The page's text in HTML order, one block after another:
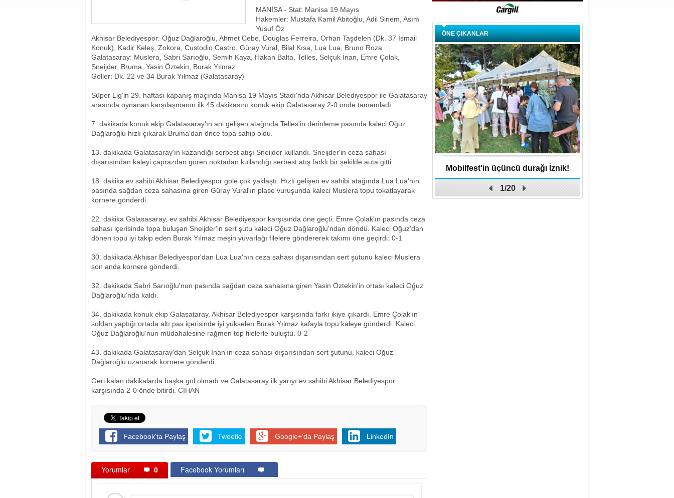
MANİSA - Stat: Manisa 19 Mayıs
Hakemler: Mustafa Kamil Abitoğlu, Adil Sinem, Asım
Yusuf Öz
Akhisar Belediyespor: Oğuz Dağlaroğlu, Ahmet Cebe, Douglas Ferreira, Orhan Taşdelen (Dk. 37 İsmail
Konuk), Kadir Keleş, Zokora, Custodio Castro, Güray Vural, Bilal Kısa, Lua Lua, Bruno Roza
Galatasaray: Muslera, Sabri Sarıoğlu, Semih Kaya, Hakan Balta, Telles, Selçuk İnan, Emre Çolak,
Sneijder, Bruma, Yasin Öztekin, Burak Yılmaz
Goller: Dk. 22 ve 34 Burak Yılmaz (Galatasaray)
Süper Lig'in 29. haftası kapanış maçında Manisa 19 Mayıs Stadı'nda Akhisar Belediyespor ile Galatasaray
arasında oynanan karşılaşmanın ilk 45 dakikasını konuk ekip Galatasaray 2-0 önde tamamladı.
7. dakikada konuk ekip Galatasaray'ın ani gelişen atağında Telles'in derinleme pasında kaleci Oğuz
Dağlaroğlu hızlı çıkarak Bruma'dan önce topa sahip oldu.
13. dakikada Galatasaray'ın kazandığı serbest atışı Sneijder kullandı. Sneijder'in ceza sahası
dışarısından kaleyi çaprazdan gören noktadan kullandığı serbest atış farklı bir şekilde auta gitti.
18. dakika ev sahibi Akhisar Belediyespor gole çok yaklaştı. Hızlı gelişen ev sahibi atağında Lua Lua'nın
pasında sağdan ceza sahasına giren Güray Vural'ın plase vuruşunda kaleci Muslera topu tokatlayarak
kornere gönderdi.
22. dakika Galasasaray, ev sahibi Akhisar Belediyespor karşısında öne geçti. Emre Çolak'ın pasında ceza
sahası içerisinde topa buluşan Sneijder'in sert şutu kaleci Oğuz Dağlaroğlu'ndan döndü. Kaleci Oğuz'dan
dönen topu iyi takip eden Burak Yılmaz meşin yuvarlağı filelere göndererek takımı öne geçirdi: 0-1
30. dakikada Akhisar Belediyespor'dan Lua Lua'nın ceza sahası dışarısından sert şutunu kaleci Muslera
son anda kornere gönderdi.
32. dakikada Sabri Sarıoğlu'nun pasında sağdan ceza sahasına giren Yasin Öztekin'in ortası kaleci Oğuz
Dağlaroğlu'nda kaldı.
34. dakikada konuk ekip Galasataray, Akhisar Belediyespor karşısında farkı ikiye çıkardı. Emre Çolak'ın
soldan yaptığı ortada altı pas içerisinde iyi yükselen Burak Yılmaz kafayla topu kaleye gönderdi. Kaleci
Oğuz Dağlaroğlu'nun müdahalesine rağmen top filelerle buluştu. 0-2
43. dakikada Galatasaray'dan Selçuk İnan'ın ceza sahası dışarısından sert şutunu, kaleci Oğuz
Dağlaroğlu uzanarak kornere gönderdi.
Geri kalan dakikalarda başka gol olmadı ve Galatasaray ilk yarıyı ev sahibi Akhisar Belediyespor
karşısında 2-0 önde bitirdi. CİHAN
Facebook'ta Paylaş Tweetle Google+'da Paylaş LinkedIn
Yorumlar 0 Facebook Yorumları
ÖNE ÇIKANLAR
Mobilfest'in üçüncü durağı İznik!
1/20